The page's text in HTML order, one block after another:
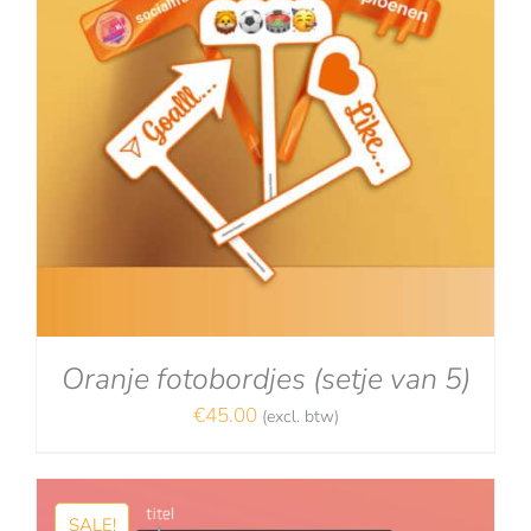
Oranje fotobordjes (setje van 5)
€45.00 (excl. btw)
SALE!